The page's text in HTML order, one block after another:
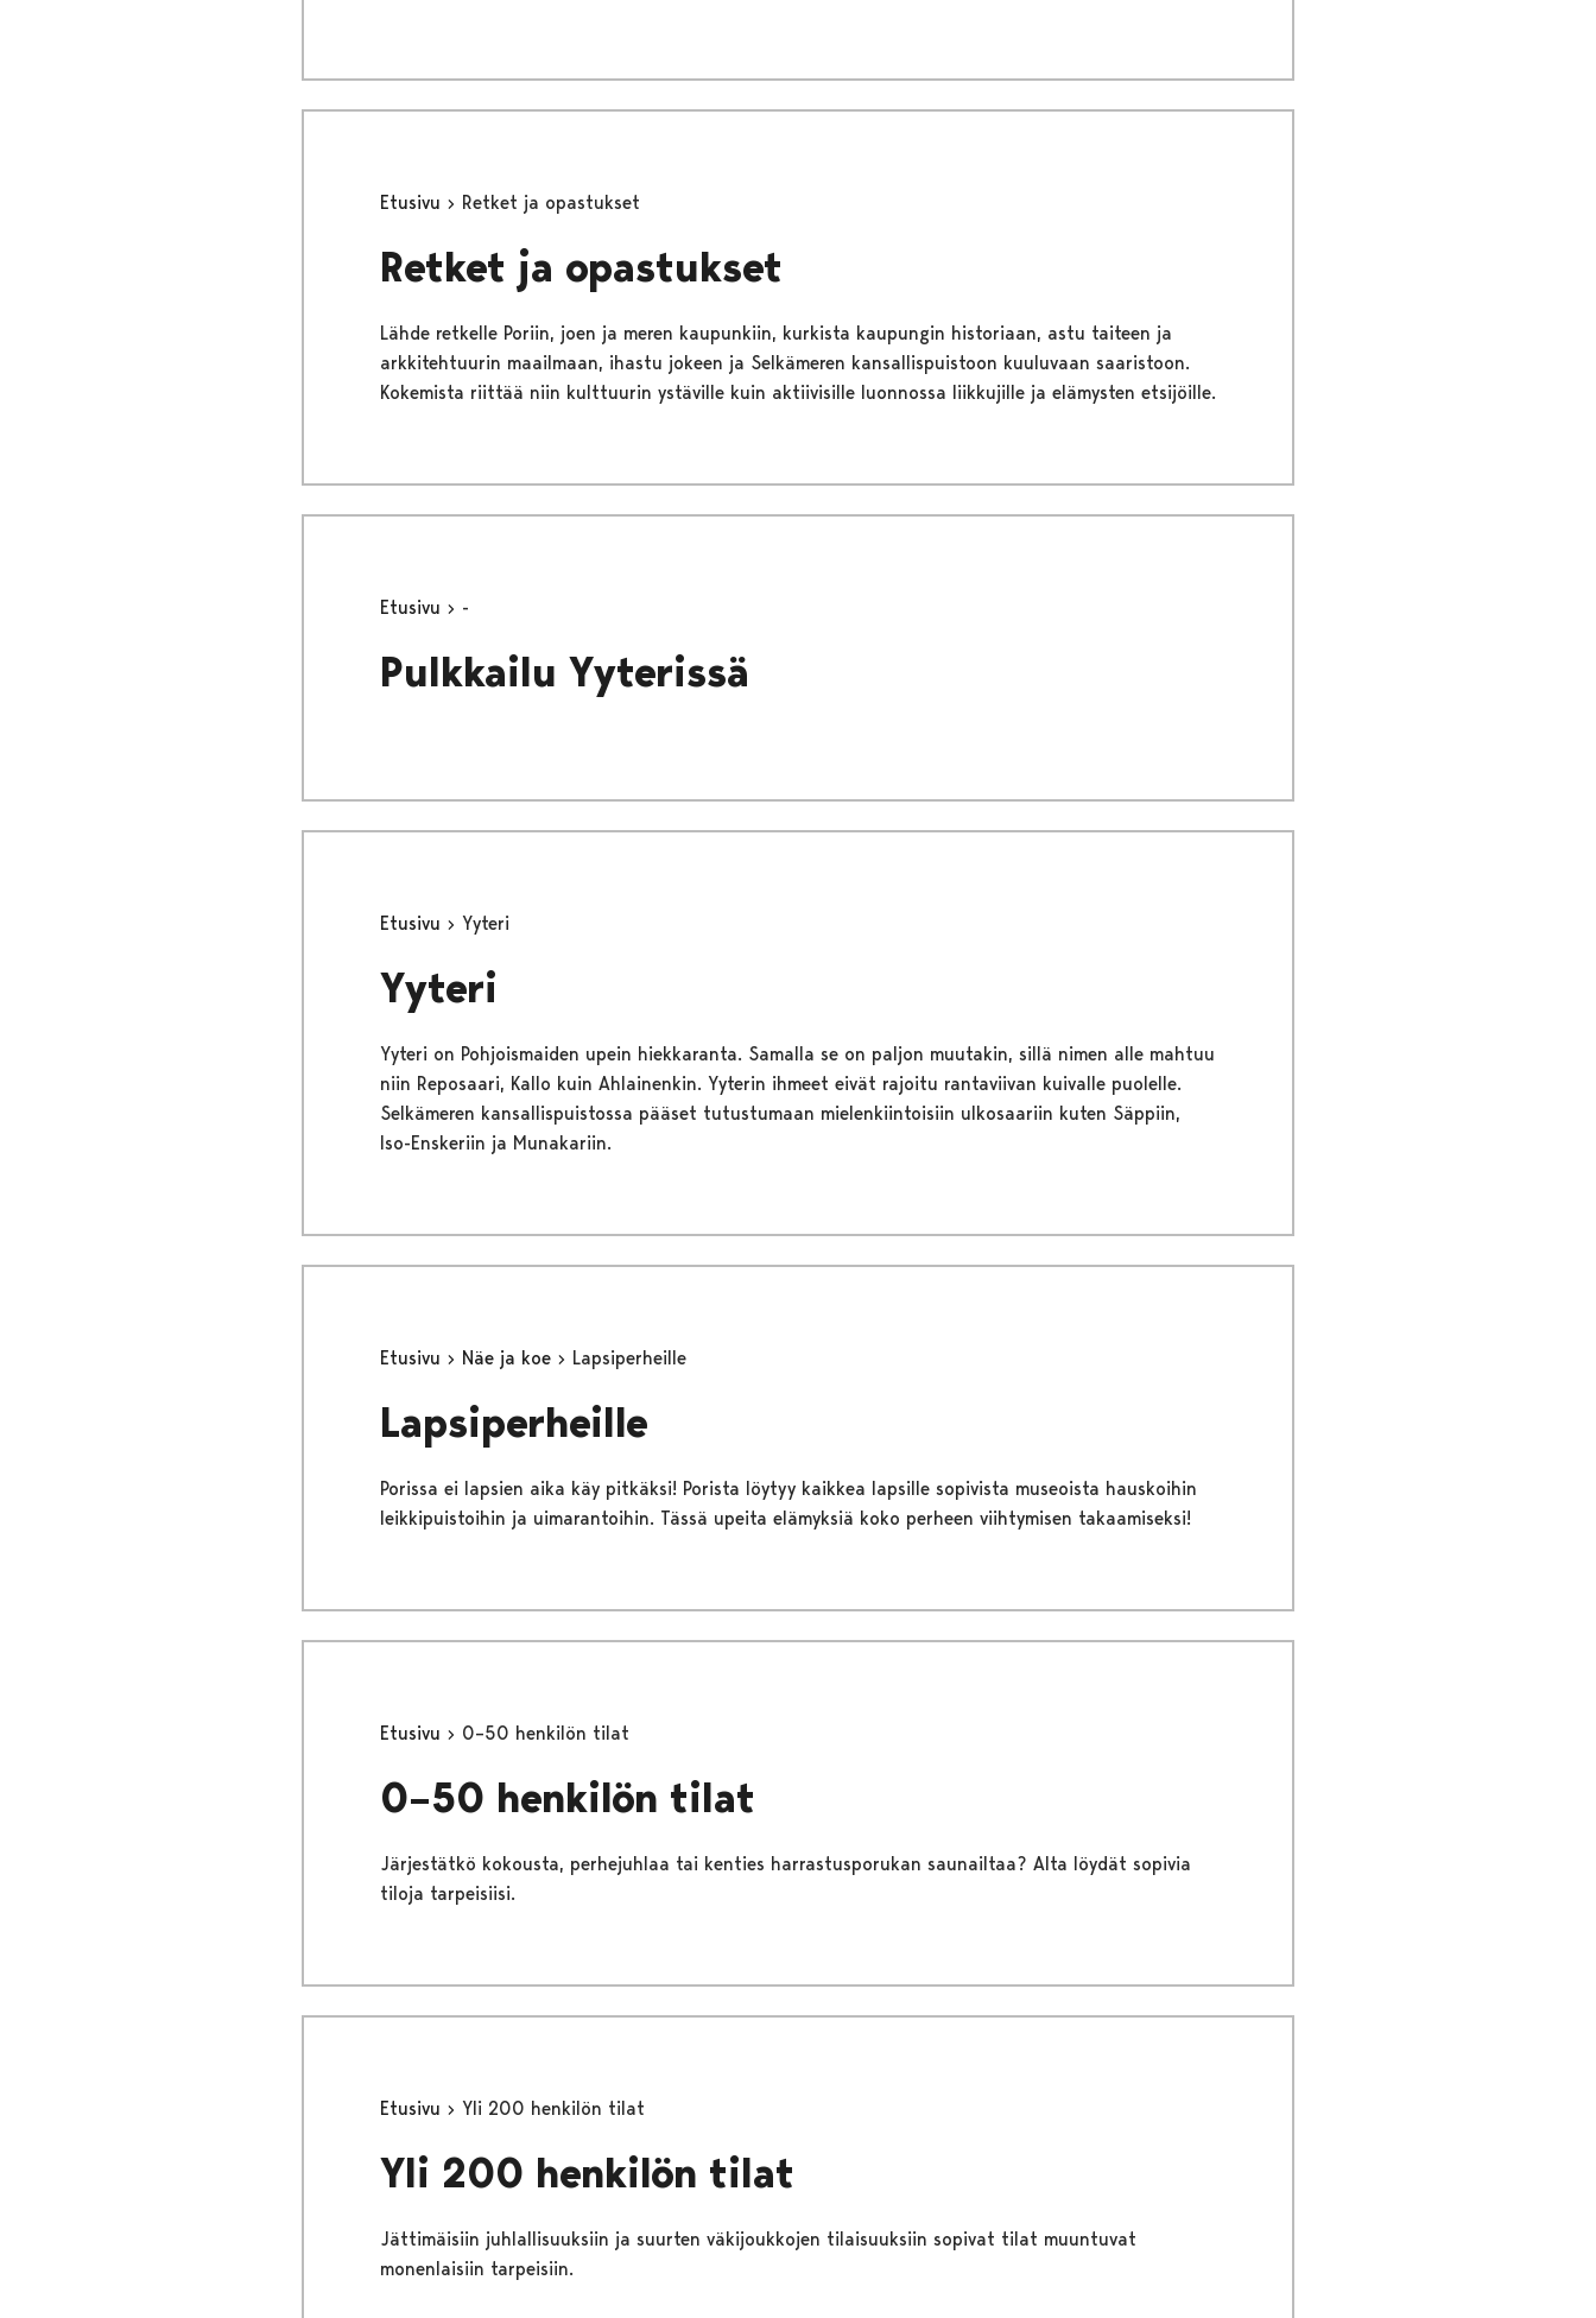
Etusivu Retket ja opastukset
Retket ja opastukset
Lähde retkelle Poriin, joen ja meren kaupunkiin, kurkista kaupungin historiaan, astu taiteen ja
arkkitehtuurin maailmaan, ihastu jokeen ja Selkämeren kansallispuistoon kuuluvaan saaristoon.
Kokemista riittää niin kulttuurin ystäville kuin aktiivisille luonnossa liikkujille ja elämysten etsijöille.
Etusivu -
Pulkkailu Yyterissä
Etusivu Yyteri
Yyteri
Yyteri on Pohjoismaiden upein hiekkaranta. Samalla se on paljon muutakin, sillä nimen alle mahtuu
niin Reposaari, Kallo kuin Ahlainenkin. Yyterin ihmeet eivät rajoitu rantaviivan kuivalle puolelle.
Selkämeren kansallispuistossa pääset tutustumaan mielenkiintoisiin ulkosaariin kuten Säppiin,
Iso-Enskeriin ja Munakariin.
Etusivu Näe ja koe Lapsiperheille
Lapsiperheille
Porissa ei lapsien aika käy pitkäksi! Porista löytyy kaikkea lapsille sopivista museoista hauskoihin
leikkipuistoihin ja uimarantoihin. Tässä upeita elämyksiä koko perheen viihtymisen takaamiseksi!
Etusivu 0–50 henkilön tilat
0–50 henkilön tilat
Järjestätkö kokousta, perhejuhlaa tai kenties harrastusporukan saunailtaa? Alta löydät sopivia
tiloja tarpeisiisi.
Etusivu Yli 200 henkilön tilat
Yli 200 henkilön tilat
Jättimäisiin juhlallisuuksiin ja suurten väkijoukkojen tilaisuuksiin sopivat tilat muuntuvat
monenlaisiin tarpeisiin.